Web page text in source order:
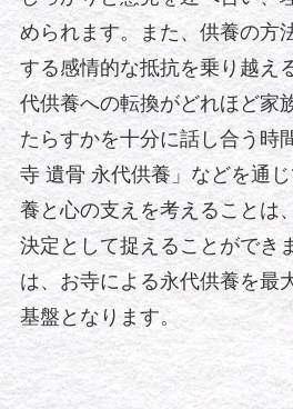
められます。また、供養の方
する感情的な抵抗を乗り越え
代供養への転換がどれほど家
たらすかを十分に話し合う時
寺 遺骨 永代供養」などを通
養と心の支えを考えることは
決定として捉えることができ
は、お寺による永代供養を最
基盤となります。